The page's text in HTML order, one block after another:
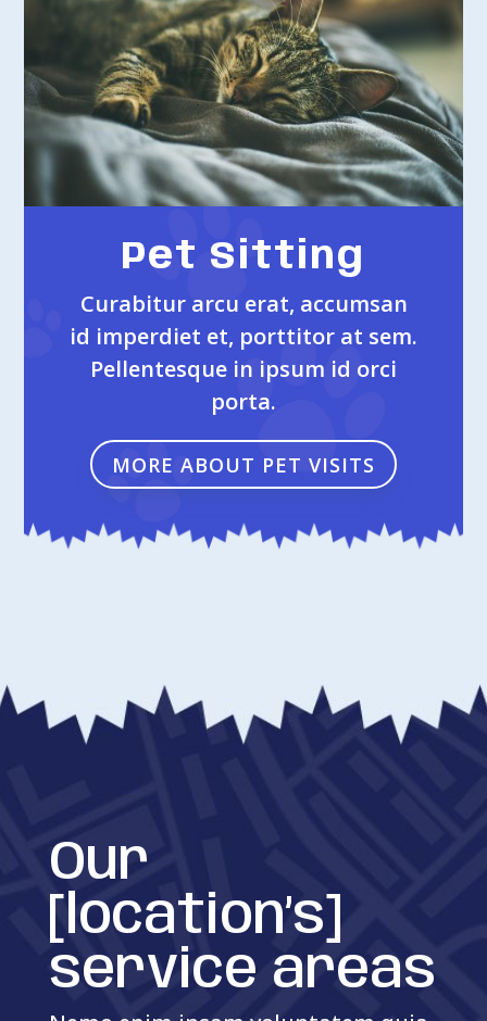
Pet Sitting
Curabitur arcu erat, accumsan
id imperdiet et, porttitor at sem.
Pellentesque in ipsum id orci
porta.
MORE ABOUT PET VISITS
Our
[location’s]
service areas